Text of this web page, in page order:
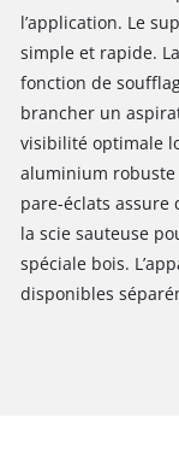
l’application. Le
simple et rapide.
fonction de
brancher un
visibilité optimale
aluminium robuste
pare-éclats assure
la scie sauteuse
spéciale bois.
disponibles